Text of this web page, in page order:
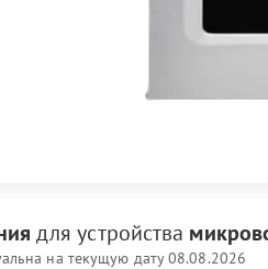
для устройства
на текущую дату 08.08.2026